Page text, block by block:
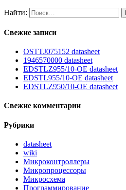
Найти:
Свежие записи
OSTTJ075152 datasheet
1946570000 datasheet
EDSTLZ955/10-OE datasheet
EDSTL955/10-OE datasheet
EDSTLZ950/10-OE datasheet
Свежие комментарии
Рубрики
datasheet
wiki
Микроконтроллеры
Микропроцессоры
Микросхема
Программирование